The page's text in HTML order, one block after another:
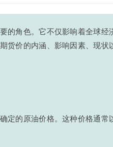
的角色。它不仅影响着全球经
货价的内涵、影响因素、现状
定的原油价格。这种价格通常